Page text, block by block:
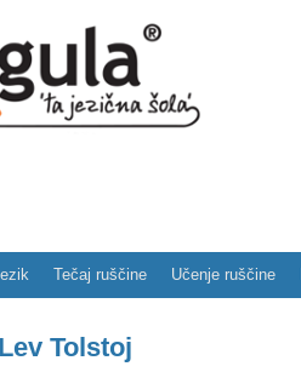
Tečaj ruščine Učenje ruščine
Tolstoj